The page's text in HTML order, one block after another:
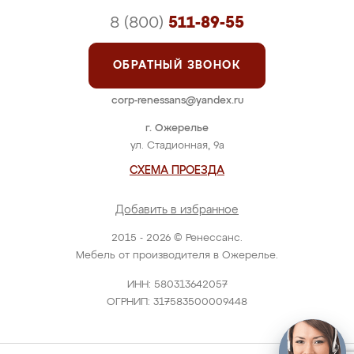
2015 - 2026 © Ренессанс.
Мебель от производителя в Ожерелье.
ИНН: 580313642057
ОГРНИП: 317583500009448
г. Ожерелье
ул. Стадионная, 9а
СХЕМА ПРОЕЗДА
Добавить в избранное
8 (800) 511-89-55
ОБРАТНЫЙ ЗВОНОК
corp-renessans@yandex.ru